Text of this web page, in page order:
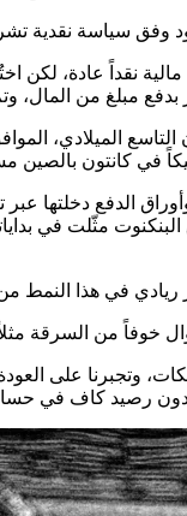
وفق سياسة نقدية
نقداً عادة، لكن
بدفع مبلغ من المال،
التاسع الميلادي،
في كانتون بالصين
الدفع دخلتها
مثّلت في
خوفاً من السرقة
وتجبرنا على
رصيد كاف في